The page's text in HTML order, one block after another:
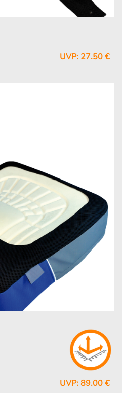
UVP: 27.50 €
UVP: 89.00 €